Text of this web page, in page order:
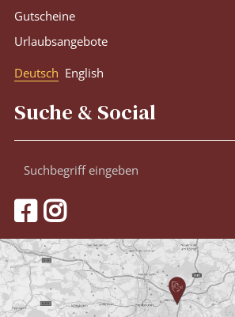
Gutscheine
Urlaubsangebote
Deutsch English
Suche & Social
Suchbegriff
eingeben